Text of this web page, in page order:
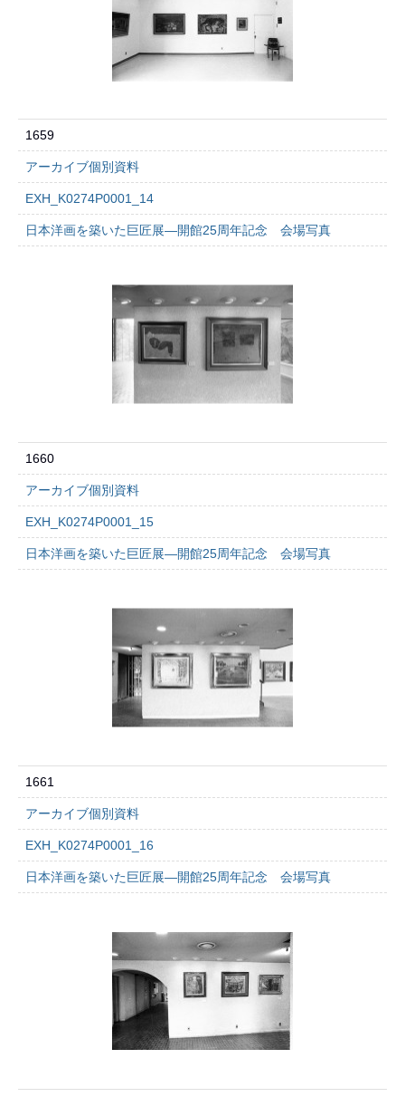
1659
アーカイブ個別資料
EXH_K0274P0001_14
日本洋画を築いた巨匠展―開館25周年記念 会場写真
1660
アーカイブ個別資料
EXH_K0274P0001_15
日本洋画を築いた巨匠展―開館25周年記念 会場写真
1661
アーカイブ個別資料
EXH_K0274P0001_16
日本洋画を築いた巨匠展―開館25周年記念 会場写真